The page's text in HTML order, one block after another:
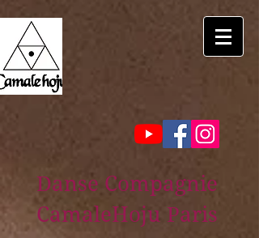
Danse Compagnie
CamaleHoju Paris